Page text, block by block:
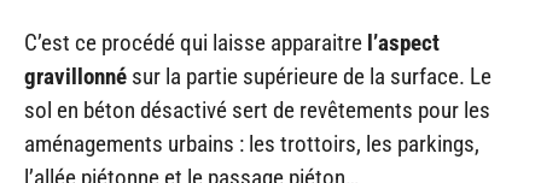
C’est ce procédé qui laisse apparaitre l’aspect
gravillonné sur la partie supérieure de la surface. Le
sol en béton désactivé sert de revêtements pour les
aménagements urbains : les trottoirs, les parkings,